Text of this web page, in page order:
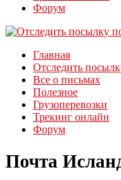
Форум
Главная
Отследить
Все о письмах
Полезное
Грузоперевозки
Трекинг онлайн
Форум
Почта